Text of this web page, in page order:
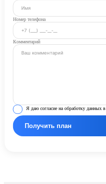
Номер телефона
Комментарий
Я даю согласие на обработку данных
Получить план